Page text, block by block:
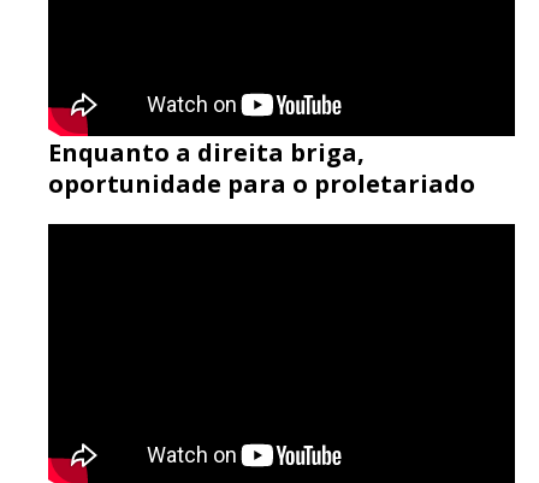
Enquanto a direita briga,
oportunidade para o proletariado